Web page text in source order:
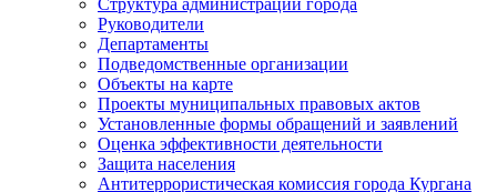
Руководители
Департаменты
Подведомственные организации
Объекты на карте
Проекты муниципальных правовых актов
Установленные формы обращений и заявлений
Оценка эффективности деятельности
Защита населения
Антитеррористическая комиссия города Кургана